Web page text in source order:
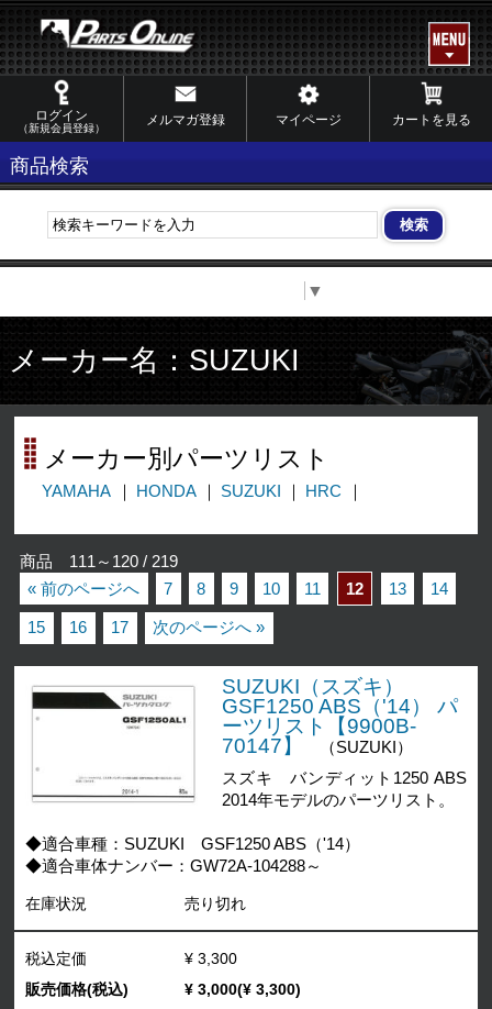
ログイン
（新規会員登録）
メルマガ登録 マイページ カートを見る
商品検索
▼
メーカー名：SUZUKI
メーカー別パーツリスト
YAMAHA HONDA SUZUKI HRC
商品 111～120 / 219
« 前のページへ
7 8 9 10 11 12 13 14
15 16 17 次のページへ »
SUZUKI（スズキ）
GSF1250 ABS（'14） パ
ーツリスト【9900B-
70147】
（SUZUKI）
スズキ バンディット1250 ABS
2014年モデルのパーツリスト。
◆適合車種：SUZUKI GSF1250 ABS（'14）
◆適合車体ナンバー：GW72A-104288～
在庫状況 売り切れ
税込定価
¥ 3,300
販売価格(税込)
¥ 3,000(¥ 3,300)